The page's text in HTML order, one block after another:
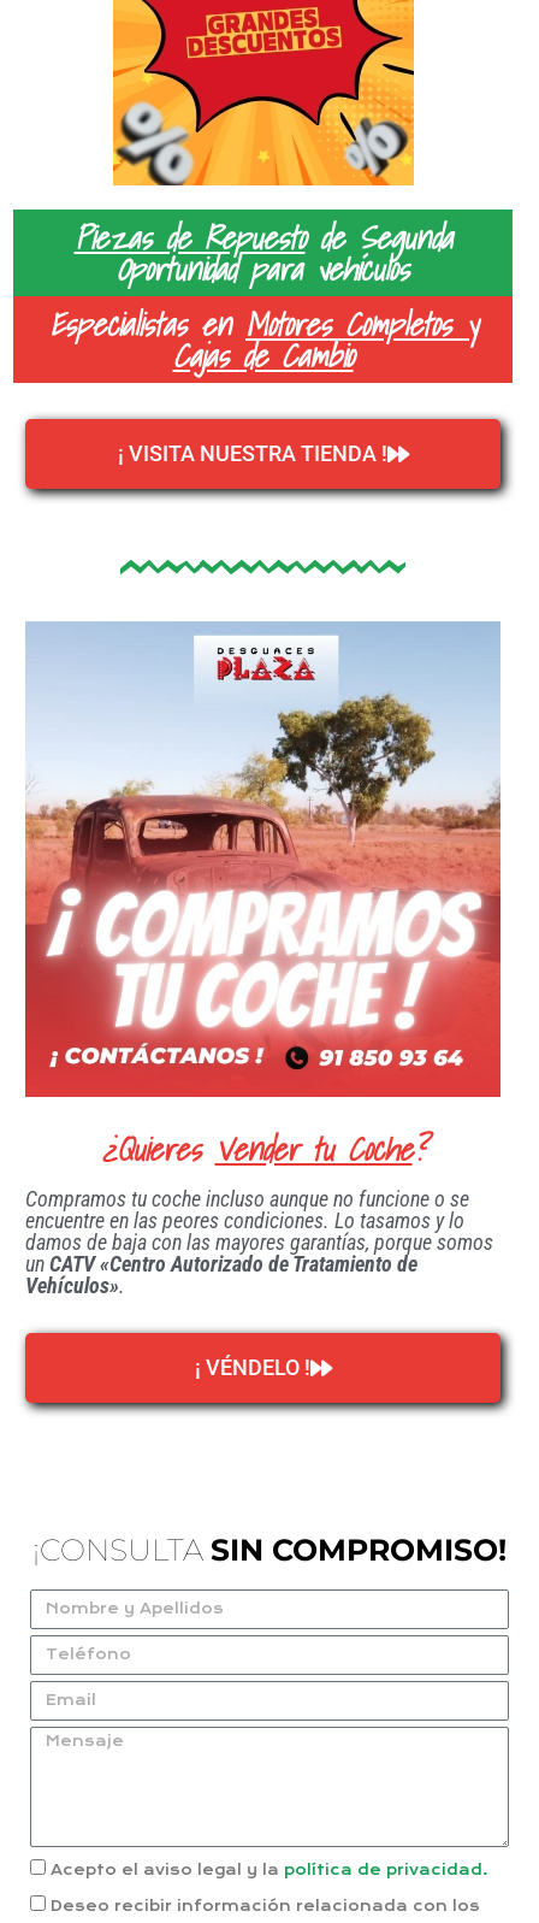
Piezas de Repuestode Segunda
Oportunidad para vehículos
Especialistas en Motores Completos y
Cajas de Cambio
¡ VISITA NUESTRA TIENDA !
¿Quieres Vender tu Coche?
Compramos tu coche incluso aunque no funcione o se
encuentre en las peores condiciones. Lo tasamos y lo
damos de baja con las mayores garantías, porque somos
unCATV «Centro Autorizado de Tratamiento de
Vehículos».
¡ VÉNDELO !
¡CONSULTA SIN COMPROMISO!
Acepto el aviso legal y la política de privacidad.
Deseo recibir información relacionada con los